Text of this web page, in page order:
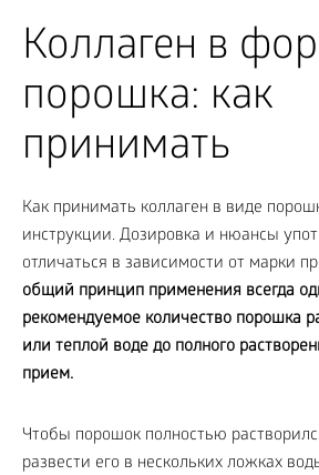
Коллаген в
порошка: как
принимать
Как принимать коллаген в виде
инструкции. Дозировка и нюансы
отличаться в зависимости от марки
общий принцип применения всегда
рекомендуемое количество порошка
или теплой воде до полного
прием.
Чтобы порошок полностью
развести его в нескольких ложках